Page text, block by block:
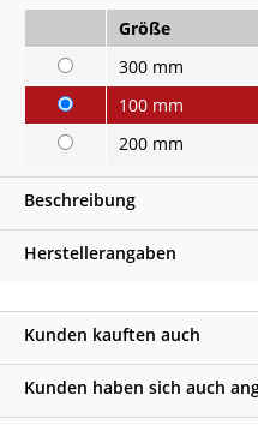
Größe
300 mm
100 mm
200 mm
Beschreibung
Herstellerangaben
Kunden kauften auch
Kunden haben sich auch